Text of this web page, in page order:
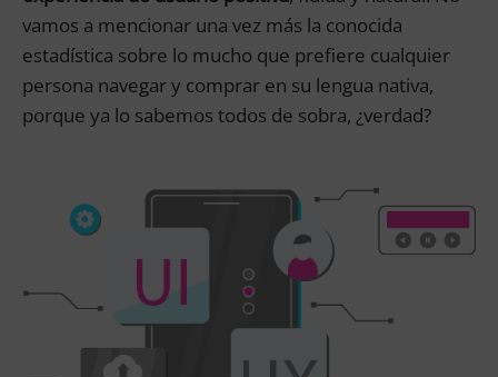
vamos a mencionar una vez más la conocida
estadística sobre lo mucho que prefiere cualquier
persona navegar y comprar en su lengua nativa,
porque ya lo sabemos todos de sobra, ¿verdad?